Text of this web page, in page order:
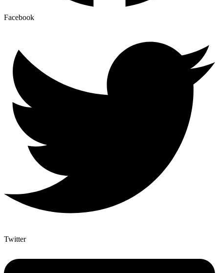
Facebook
Twitter